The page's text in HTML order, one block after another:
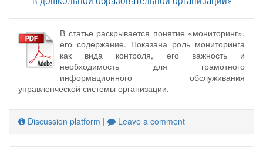
В статье раскрывается понятие «мониторинг»,
его содержание. Показана роль мониторинга
как вида контроля, его важность и
необходимость для грамотного
информационного обслуживания
управленческой системы организации.
Discussion platform | Leave a comment